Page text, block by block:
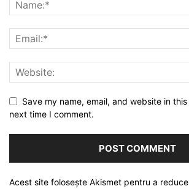
Save my name, email, and website in
next time I comment.
Acest site folosește Akismet pentru a